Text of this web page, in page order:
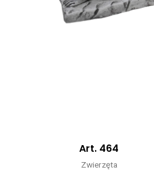
Art. 464
Zwierzęta